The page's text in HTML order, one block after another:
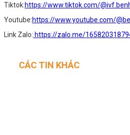
Tiktok:https://www.tiktok.com/
Youtube:https://www.youtube.com/
Link Zalo: https://zalo.me/
CÁC TIN KHÁC